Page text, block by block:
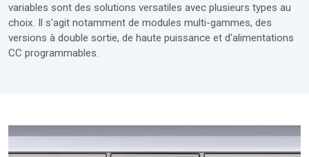
variables sont des solutions versatiles avec plusieurs types au
choix. Il s'agit notamment de modules multi-gammes, des
versions à double sortie, de haute puissance et d'alimentations
CC programmables.